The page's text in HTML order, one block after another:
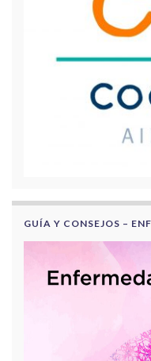
GUÍA Y CONSEJOS –